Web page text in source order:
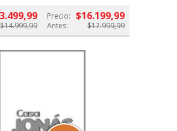
$14.999,99
Precio: $16.199,99
Antes: $17.999,99